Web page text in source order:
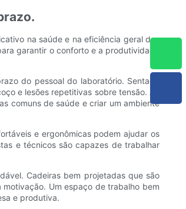
na saúde e na eficiência geral dos
garantir o conforto e a produtividade
do pessoal do laboratório. Sentado
e lesões repetitivas sobre tensão. Ao
comuns de saúde e criar um ambiente
​​e ergonômicas podem ajudar os
e técnicos são capazes de trabalhar
Cadeiras bem projetadas que são
Um espaço de trabalho bem
e produtiva.